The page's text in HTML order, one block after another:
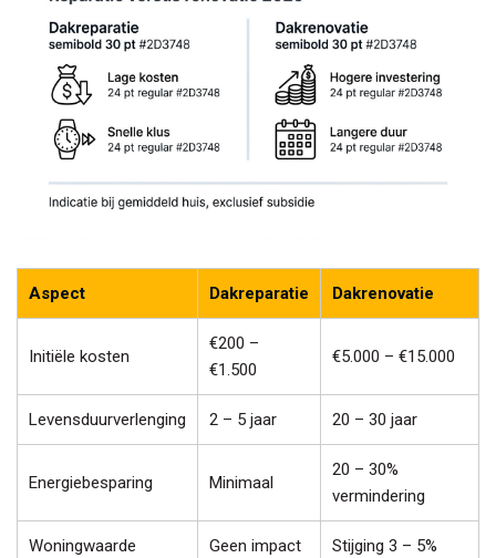
Aspect Dakreparatie Dakrenovatie
Initiële kosten
€200 –
€1.500
€5.000 – €15.000
Levensduurverlenging 2 – 5 jaar 20 – 30 jaar
Energiebesparing Minimaal
20 – 30%
vermindering
Woningwaarde Geen impact Stijging 3 – 5%